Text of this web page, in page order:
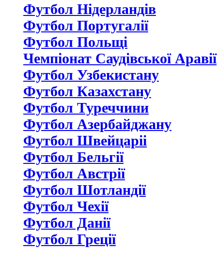
Футбол Нідерландiв
Футбол Португалії
Футбол Польщі
Чемпіонат Саудівської Аравії
Футбол Узбекистану
Футбол Казахстану
Футбол Туреччини
Футбол Азербайджану
Футбол Швейцаріі
Футбол Бельгії
Футбол Австрії
Футбол Шотландії
Футбол Чехії
Футбол Данії
Футбол Греції